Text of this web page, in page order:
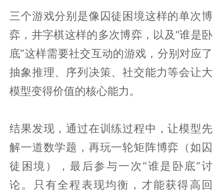
三个游戏分别是像囚徒困境这样的单次博
弈，井字棋这样的多次博弈，以及“谁是卧
底”这样需要社交互动的游戏，分别对应了
抽象推理、序列决策、社交能力等会让大
模型变得价值的核心能力。
结果发现，通过在训练过程中，让模型先
解一道数学题，再玩一轮矩阵博弈（如囚
徒困境），最后参与一次“谁是卧底”讨
论。只有全程表现均衡，才能获得高回